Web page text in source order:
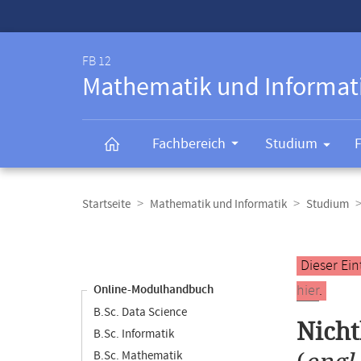
FB 12
Mathematik und
Fachbereich Studium
Navigation
Startseite Mathematik und Informatik Studium
Online-Modulhandbuch
B.Sc. Data Science
B.Sc. Informatik
B.Sc. Mathematik
Hauptinhalt
Dieser
hier.